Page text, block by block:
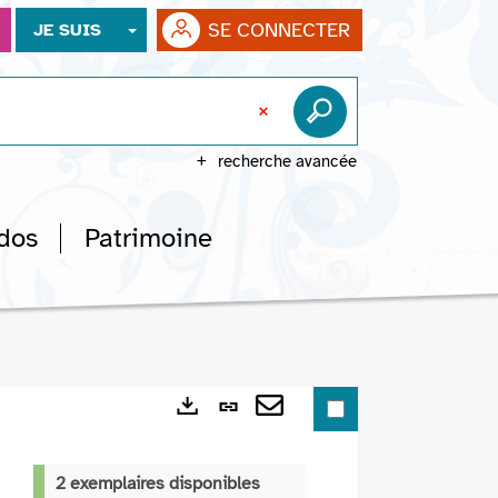
JE SUIS SE CONNECTER
recherche avancée
Patrimoine
Lien
(Nouvelle
2 exemplaires disponibles